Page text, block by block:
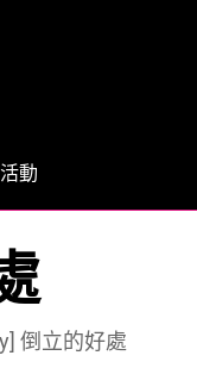
活動
倒立的好處